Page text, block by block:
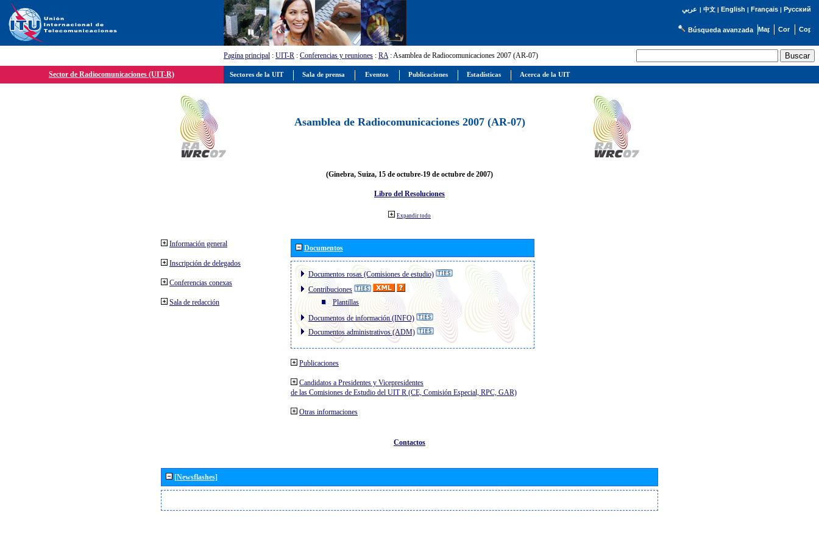
عربي | 中文| English | Français| Русский
Búsqueda avanzada
Pagína principal : UIT-R : Conferencias y reuniones : RA: Asamblea de Radiocomunicaciones 2007 (AR-07)
Sector de Radiocomunicaciones (UIT-R)
Asamblea de Radiocomunicaciones 2007 (AR-07)
(Ginebra, Suiza, 15 de octubre-19 de octubre de 2007)
Libro del Resoluciones
Expandir todo
Información general
Inscripción de delegados
Conferencias conexas
Sala de redacción
Documentos
Documentos rosas (Comisiones de estudio)
Contribuciones
Plantillas
Documentos de información (INFO)
Documentos administrativos (ADM)
Publicaciones
Candidatos a Presidentes y Vicepresidentes
de las Comisiones de Estudio del UIT R (CE, Comisión Especial, RPC, GAR)
Otras informaciones
Contactos
[Newsflashes]
Sectores de la UIT Sala de prensa Eventos Publicaciones Estadísticas Acerca de la UIT